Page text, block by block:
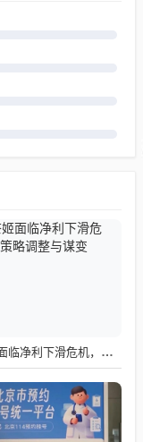
霸王茶姬面临净利下滑危机，急需策略调整与谋变